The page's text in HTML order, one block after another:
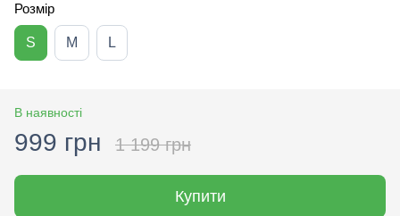
Розмір
S M L
В наявності
999 грн 1 199 грн
Купити